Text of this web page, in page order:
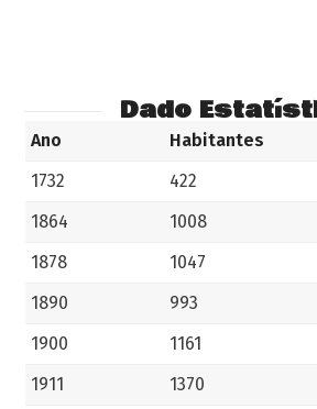
Dado
Ano
Habitantes
1732
422
1864
1008
1878
1047
1890
993
1900
1161
1911
1370